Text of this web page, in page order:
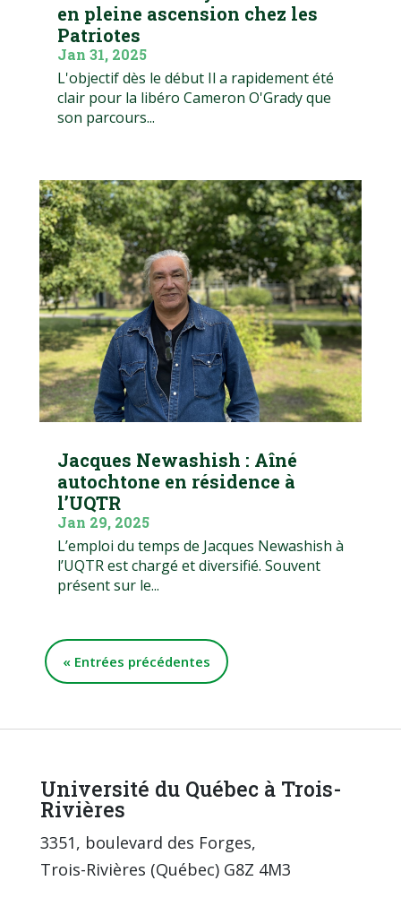
en pleine ascension chez les
Patriotes
Jan 31, 2025
L'objectif dès le début Il a rapidement été
clair pour la libéro Cameron O'Grady que
son parcours...
Jacques Newashish : Aîné
autochtone en résidence à
l’UQTR
Jan 29, 2025
L’emploi du temps de Jacques Newashish à
l’UQTR est chargé et diversifié. Souvent
présent sur le...
« Entrées précédentes
Université du Québec à Trois-
Rivières
3351, boulevard des Forges,
Trois-Rivières (Québec) G8Z 4M3